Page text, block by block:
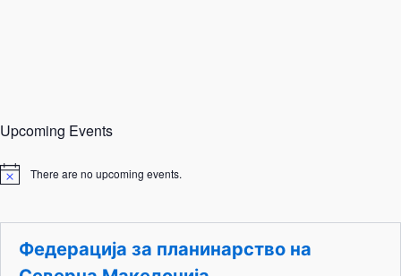
Upcoming Events
N
i
There are no upcoming events.
Федерација за планинарство на